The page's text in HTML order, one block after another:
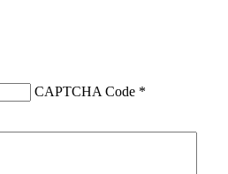
CAPTCHA Code *